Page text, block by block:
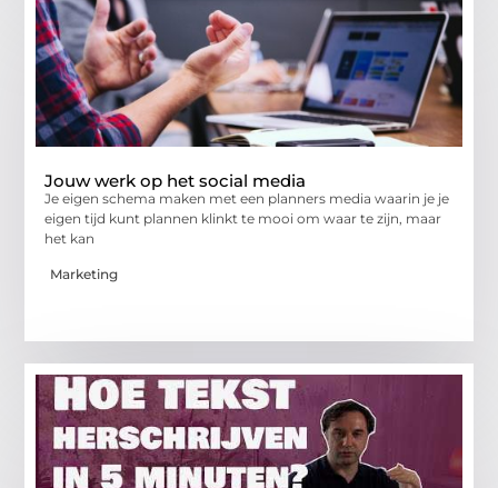
Jouw werk op het social media
Je eigen schema maken met een planners media waarin je je
eigen tijd kunt plannen klinkt te mooi om waar te zijn, maar
het kan
Marketing